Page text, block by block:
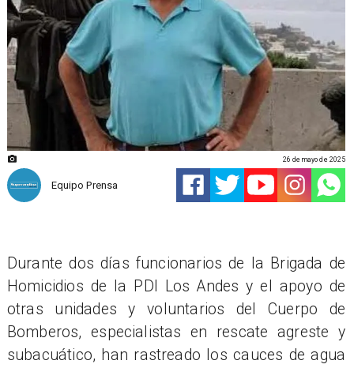
Equipo Prensa
26 de mayo de 2025
Durante dos días funcionarios de la Brigada de
Homicidios de la PDI Los Andes y el apoyo de
otras unidades y voluntarios del Cuerpo de
Bomberos, especialistas en rescate agreste y
subacuático, han rastreado los cauces de agua